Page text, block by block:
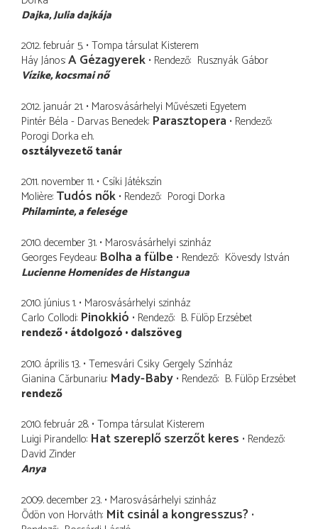
Dajka Julia dajkája
2012. február 5. Tompa társulat Kisterem
Háy János A Gézagyerek Rendező Rusznyák Gábor
Vízike kocsmai nő
2012. január 21. Marosvásárhelyi Művészeti Egyetem
Pintér Béla - Darvas Benedek Parasztopera Rendező
Porogi Dorka e.h.
osztályvezető tanár
2011. november 11. Csíki Játékszín
Molière Tudós nők Rendező Porogi Dorka
Philaminte a felesége
2010. december 31. Marosvásárhelyi szinház
Georges Feydeau Bolha a fülbe Rendező Kövesdy István
Lucienne Homenides de Histangua
2010. június 1. Marosvásárhelyi szinház
Carlo Collodi Pinokkió Rendező B. Fülöp Erzsébet
rendező átdolgozó dalszöveg
2010. április 13. Temesvári Csiky Gergely Színház
Gianina Cărbunariu Mady-Baby Rendező B. Fülöp Erzsébet
rendező
2010. február 28. Tompa társulat Kisterem
Luigi Pirandello Hat szereplő szerzőt keres Rendező
David Zinder
Anya
2009. december 23. Marosvásárhelyi szinház
Ödön von Horváth Mit csinál a kongresszus?